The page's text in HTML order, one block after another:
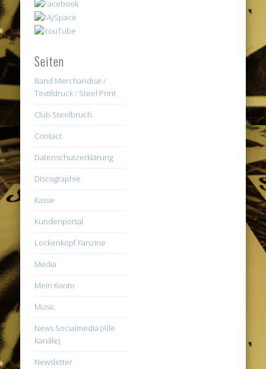
Seiten
Band Merchandise /
Textildruck / Steel Print
Club Steelbruch
Contact
Datenschutzerklärung
Discographie
Kasse
Kundenportal
Lockenkopf Fanzine
Media
Mein Konto
Music
News Socialmedia (Alle
Kanäle)
Newsletter